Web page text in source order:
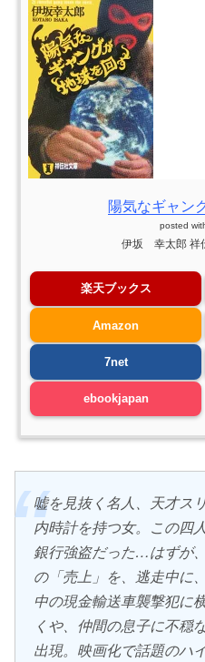
陽気なギャン
posted
伊坂 幸太郎 祥
楽天ブックス
Amazon
7net
ebookjapan
嘘を見抜く名人、天才ス
内時計を持つ女。この四
銀行強盗だった…はずが
の「売上」を、逃走中に
中の現金輸送車襲撃犯に
くや、仲間の息子に不穏
出現。映画化で話題のハ